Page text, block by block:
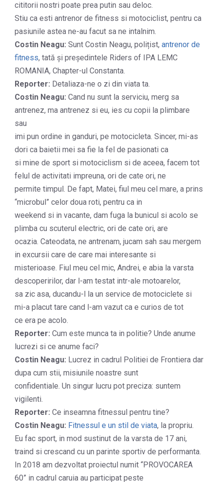
cititorii nostri poate prea putin sau deloc.
Stiu ca esti antrenor de fitness si motociclist, pentru ca
pasiunile astea ne-au facut sa ne intalnim.
Costin Neagu: Sunt Costin Neagu, polițist, antrenor de
fitness, tată și președintele Riders of IPA LEMC
ROMANIA, Chapter-ul Constanta.
Reporter: Detaliaza-ne o zi din viata ta.
Costin Neagu: Cand nu sunt la serviciu, merg sa
antrenez, ma antrenez si eu, ies cu copii la plimbare
sau
imi pun ordine in ganduri, pe motocicleta. Sincer, mi-as
dori ca baietii mei sa fie la fel de pasionati ca
si mine de sport si motociclism si de aceea, facem tot
felul de activitati impreuna, ori de cate ori, ne
permite timpul. De fapt, Matei, fiul meu cel mare, a prins
“microbul” celor doua roti, pentru ca in
weekend si in vacante, dam fuga la bunicul si acolo se
plimba cu scuterul electric, ori de cate ori, are
ocazia. Cateodata, ne antrenam, jucam sah sau mergem
in excursii care de care mai interesante si
misterioase. Fiul meu cel mic, Andrei, e abia la varsta
descoperirilor, dar l-am testat intr-ale motoarelor,
sa zic asa, ducandu-l la un service de motociclete si
mi-a placut tare cand l-am vazut ca e curios de tot
ce era pe acolo.
Reporter: Cum este munca ta in politie? Unde anume
lucrezi si ce anume faci?
Costin Neagu: Lucrez in cadrul Politiei de Frontiera dar
dupa cum stii, misiunile noastre sunt
confidentiale. Un singur lucru pot preciza: suntem
vigilenti.
Reporter: Ce inseamna fitnessul pentru tine?
Costin Neagu: Fitnessul e un stil de viata, la propriu.
Eu fac sport, in mod sustinut de la varsta de 17 ani,
traind si crescand cu un parinte sportiv de performanta.
In 2018 am dezvoltat proiectul numit “PROVOCAREA
60” in cadrul caruia au participat peste